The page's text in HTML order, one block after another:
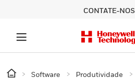
CONTATE-NOS
Software Produtividade